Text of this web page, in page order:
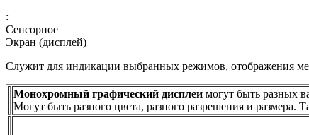
:
Сенсорное
Экран (дисплей)
Служит для индикации выбранных режимов, отображения
Монохромный графический дисплеи могут быть разных
Могут быть разного цвета, разного разрешения и размера.